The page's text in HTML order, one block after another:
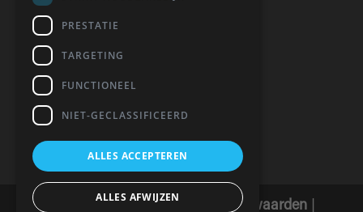
BUREAU VRIS
Respelhoek 3
7274 EL Geesteren (GLD)
06-12394064
info@bureauvris.nl
BTW: NL 0015 859 44 B30
|Algemene voorwaarden|
PRESTATIE
TARGETING
FUNCTIONEEL
NIET-GECLASSIFICEERD
ALLES ACCEPTEREN
ALLES AFWIJZEN